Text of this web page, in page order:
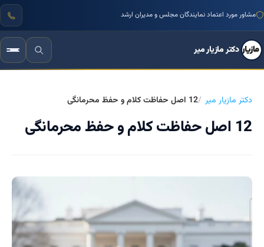
مشاور مورد اعتماد نمایندگان مجلس و مدیران ارشد
دکتر مازیار میر
دکتر مازیار میر 12 اصل حفاظت کلام و حفظ محرمانگی
12 اصل حفاظت کلام و حفظ محرمانگی